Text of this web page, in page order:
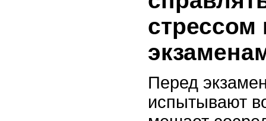
стрессом
Перед
испытывают